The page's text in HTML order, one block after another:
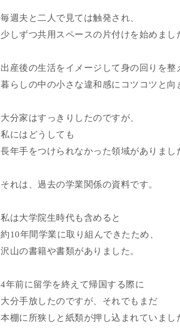
毎週夫と二人で見ては触発され、
少しずつ共用スペースの片付けを始めまし
出産後の生活をイメージして身の回りを整
暮らしの中の小さな違和感にコツコツと向
大分家はすっきりしたのですが、
私にはどうしても
長年手をつけられなかった領域がありまし
それは、過去の学業関係の資料です。
私は大学院生時代も含めると
約10年間学業に取り組んできたため、
沢山の書籍や書類がありました。
4年前に留学を終えて帰国する際に
大分手放したのですが、それでもまだ
本棚に所狭しと紙類が押し込まれていまし